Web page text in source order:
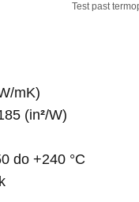
Test past
mK)
(in²/W)
do +240 °C